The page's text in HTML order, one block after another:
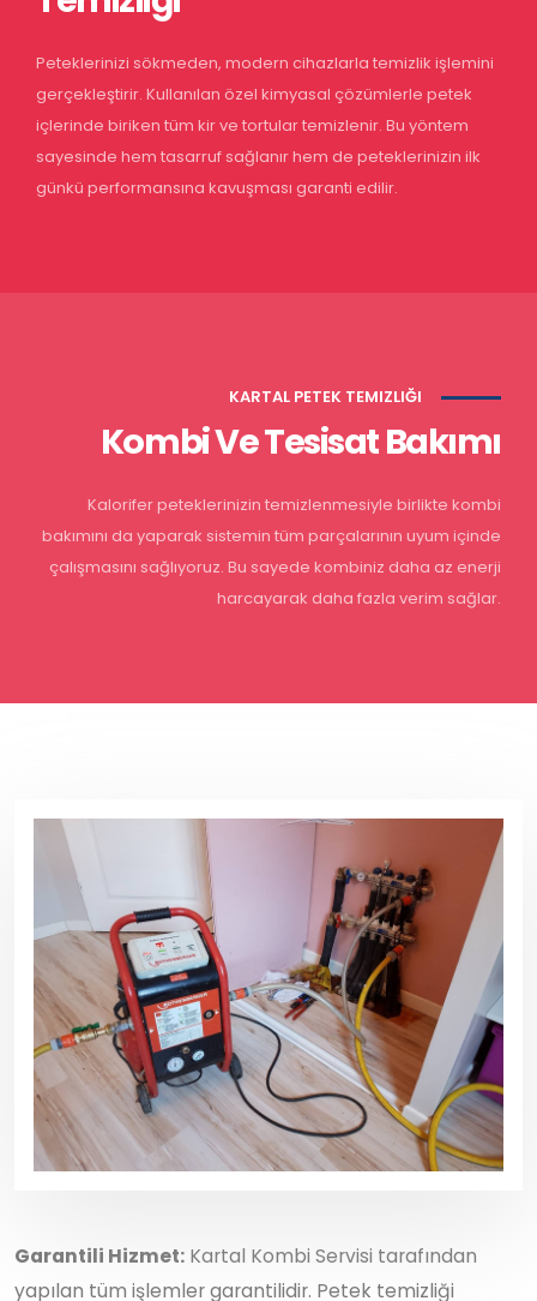
Peteklerinizi sökmeden, modern cihazlarla temizlik işlemini
gerçekleştirir. Kullanılan özel kimyasal çözümlerle petek
içlerinde biriken tüm kir ve tortular temizlenir. Bu yöntem
sayesinde hem tasarruf sağlanır hem de peteklerinizin ilk
günkü performansına kavuşması garanti edilir.
KARTAL PETEK TEMIZLIĞI
Kombi Ve Tesisat Bakımı
Kalorifer peteklerinizin temizlenmesiyle birlikte kombi
bakımını da yaparak sistemin tüm parçalarının uyum içinde
çalışmasını sağlıyoruz. Bu sayede kombiniz daha az enerji
harcayarak daha fazla verim sağlar.
Garantili Hizmet: Kartal Kombi Servisi tarafından
yapılan tüm işlemler garantilidir. Petek temizliği